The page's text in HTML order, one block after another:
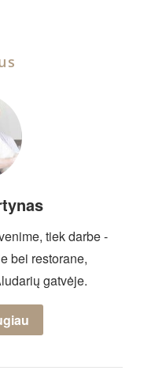
tiek darbe -
bei restorane,
gatvėje.